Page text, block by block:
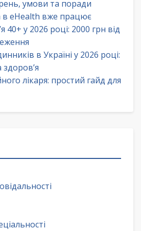
умови та поради
в eHealth вже працює
40+ у 2026 році: 2000 грн від
в Україні у 2026 році:
лікаря: простий гайд для